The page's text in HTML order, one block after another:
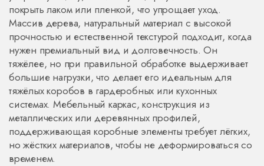
покрыть лаком или пленкой, что упрощает уход.
Массив дерева, натуральный материал с высокой
прочностью и естественной текстурой подходит, когда
нужен премиальный вид и долговечность. Он
тяжёлее, но при правильной обработке выдерживает
большие нагрузки, что делает его идеальным для
тяжёлых коробов в гардеробных или кухонных
системах. Мебельный каркас,конструкция из
металлических или деревянных профилей,
поддерживающая коробные элементы требует лёгких,
но жёстких материалов, чтобы не деформироваться со
временем.